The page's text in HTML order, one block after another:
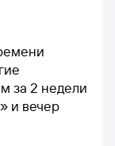
за 2 недели
и вечер